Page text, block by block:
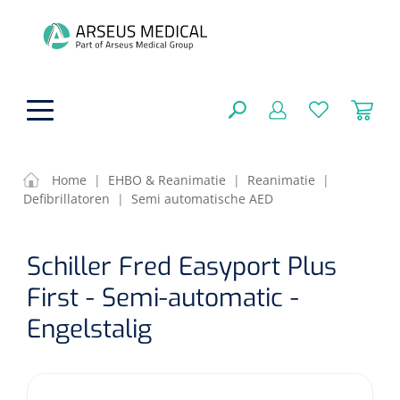
Functionele revalidatie
Hand/arm revalidatie
Gangrevalidatie
Incontinentiezorg
Eenmalige sondes
Nelatonsondes
Instrumenten
FILTEREN
ZOEKRESULTATEN
Home | EHBO & Reanimatie | Reanimatie
|
Defibrillatoren
| Semi automatische AED
Schiller Fred Easyport Plus
First - Semi-automatic -
Engelstalig